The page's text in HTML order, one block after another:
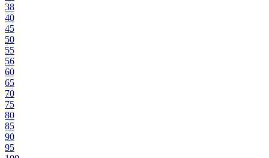
38
40
45
50
55
56
60
65
70
75
80
85
90
95